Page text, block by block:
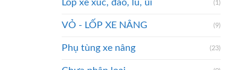
Lốp xe xúc, đào, lu, ủi (1)
VỎ - LỐP XE NÂNG (9)
Phụ tùng xe nâng (23)